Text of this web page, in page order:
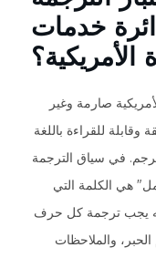
خدمات
الأمريكية؟
صارمة وغير
وقابلة للقراءة باللغة
في سياق الترجمة
هي الكلمة التي
يجب ترجمة كل حرف
والملاحظات